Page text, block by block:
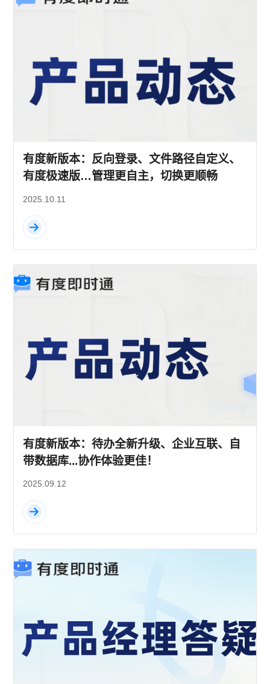
有度新版本：反向登录、文件路径自定义、
有度极速版…管理更自主，切换更顺畅
2025.10.11
有度新版本：待办全新升级、企业互联、自
带数据库...协作体验更佳！
2025.09.12